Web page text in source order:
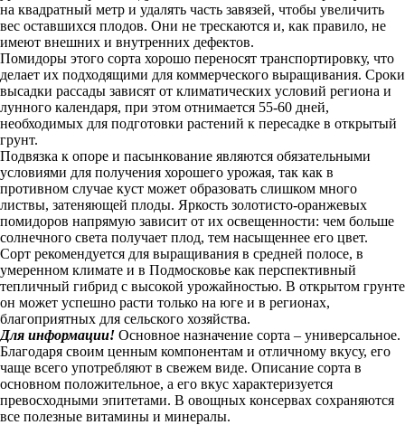
на квадратный метр и удалять часть завязей, чтобы увеличить
вес оставшихся плодов. Они не трескаются и, как правило, не
имеют внешних и внутренних дефектов.
Помидоры этого сорта хорошо переносят транспортировку, что
делает их подходящими для коммерческого выращивания. Сроки
высадки рассады зависят от климатических условий региона и
лунного календаря, при этом отнимается 55-60 дней,
необходимых для подготовки растений к пересадке в открытый
грунт.
Подвязка к опоре и пасынкование являются обязательными
условиями для получения хорошего урожая, так как в
противном случае куст может образовать слишком много
листвы, затеняющей плоды. Яркость золотисто-оранжевых
помидоров напрямую зависит от их освещенности: чем больше
солнечного света получает плод, тем насыщеннее его цвет.
Сорт рекомендуется для выращивания в средней полосе, в
умеренном климате и в Подмосковье как перспективный
тепличный гибрид с высокой урожайностью. В открытом грунте
он может успешно расти только на юге и в регионах,
благоприятных для сельского хозяйства.
Для информации! Основное назначение сорта – универсальное.
Благодаря своим ценным компонентам и отличному вкусу, его
чаще всего употребляют в свежем виде. Описание сорта в
основном положительное, а его вкус характеризуется
превосходными эпитетами. В овощных консервах сохраняются
все полезные витамины и минералы.